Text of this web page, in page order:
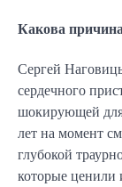
Какова
Сергей
сердечного
шокирующей
лет на момент
глубокой
которые ценили